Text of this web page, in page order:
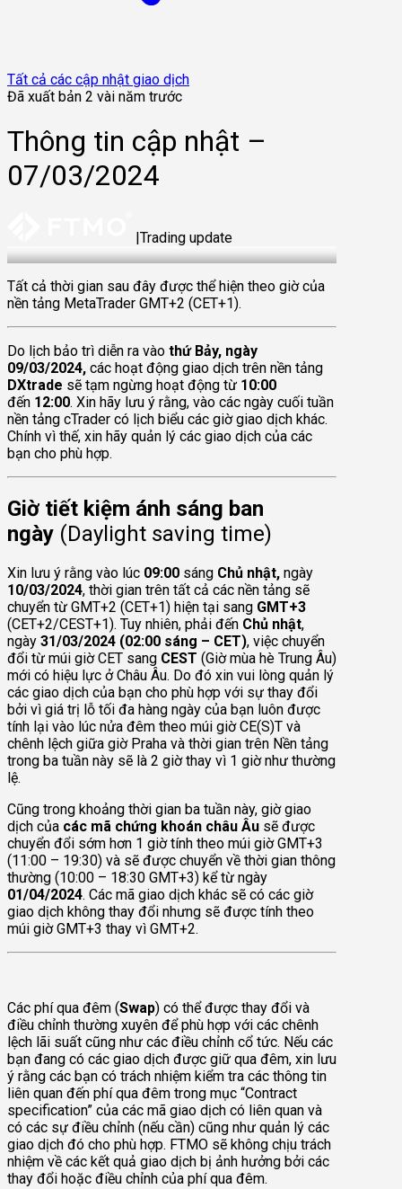
Tất cả các cập nhật giao dịch
Đã xuất bản 2 vài năm trước
Thông tin cập nhật –
07/03/2024
Trading update
7 Mar 2024
Tất cả thời gian sau đây được thể hiện theo giờ của
nền tảng MetaTrader GMT+2 (CET+1).
Do lịch bảo trì diễn ra vào thứ Bảy, ngày
09/03/2024, các hoạt động giao dịch trên nền tảng
DXtrade sẽ tạm ngừng hoạt động từ 10:00
đến 12:00. Xin hãy lưu ý rằng, vào các ngày cuối tuần
nền tảng cTrader có lịch biểu các giờ giao dịch khác.
Chính vì thế, xin hãy quản lý các giao dịch của các
bạn cho phù hợp.
Giờ tiết kiệm ánh sáng ban
ngày (Daylight saving time)
Xin lưu ý rằng vào lúc 09:00 sáng Chủ nhật, ngày
10/03/2024, thời gian trên tất cả các nền tảng sẽ
chuyển từ GMT+2 (CET+1) hiện tại sang GMT+3
(CET+2/CEST+1). Tuy nhiên, phải đến Chủ nhật,
ngày 31/03/2024 (02:00 sáng – CET), việc chuyển
đổi từ múi giờ CET sang CEST (Giờ mùa hè Trung Âu)
mới có hiệu lực ở Châu Âu. Do đó xin vui lòng quản lý
các giao dịch của bạn cho phù hợp với sự thay đổi
bởi vì giá trị lỗ tối đa hàng ngày của bạn luôn được
tính lại vào lúc nửa đêm theo múi giờ CE(S)T và
chênh lệch giữa giờ Praha và thời gian trên Nền tảng
trong ba tuần này sẽ là 2 giờ thay vì 1 giờ như thường
lệ.
Cũng trong khoảng thời gian ba tuần này, giờ giao
dịch của các mã chứng khoán châu Âu sẽ được
chuyển đổi sớm hơn 1 giờ tính theo múi giờ GMT+3
(11:00 – 19:30) và sẽ được chuyển về thời gian thông
thường (10:00 – 18:30 GMT+3) kể từ ngày
01/04/2024. Các mã giao dịch khác sẽ có các giờ
giao dịch không thay đổi nhưng sẽ được tính theo
múi giờ GMT+3 thay vì GMT+2.
Các phí qua đêm (Swap) có thể được thay đổi và
điều chỉnh thường xuyên để phù hợp với các chênh
lệch lãi suất cũng như các điều chỉnh cổ tức. Nếu các
bạn đang có các giao dịch được giữ qua đêm, xin lưu
ý rằng các bạn có trách nhiệm kiểm tra các thông tin
liên quan đến phí qua đêm trong mục “Contract
specification” của các mã giao dịch có liên quan và
có các sự điều chỉnh (nếu cần) cũng như quản lý các
giao dịch đó cho phù hợp. FTMO sẽ không chịu trách
nhiệm về các kết quả giao dịch bị ảnh hưởng bởi các
thay đổi hoặc điều chỉnh của phí qua đêm.